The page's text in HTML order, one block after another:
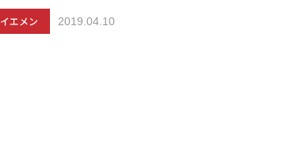
イエメン 2019.04.10